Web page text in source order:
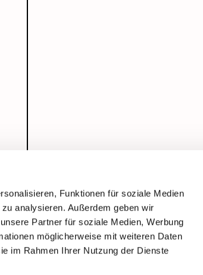
Funktionen für soziale Medien
analysieren. Außerdem geben wir
Partner für soziale Medien, Werbung
möglicherweise mit weiteren Daten
im Rahmen Ihrer Nutzung der Dienste